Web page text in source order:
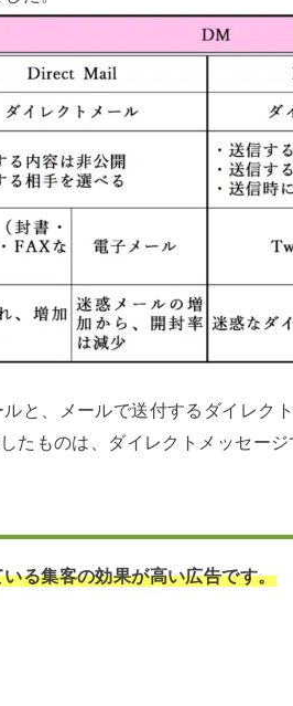
と、メールで送付するダイレク
たものは、ダイレクトメッセージ
る集客の効果が高い広告です。